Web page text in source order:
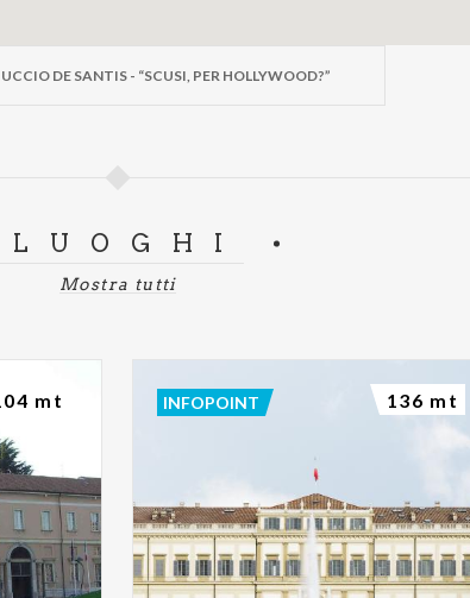
UCCIO DE SANTIS - “SCUSI, PER HOLLYWOOD?”
LUOGHI
Mostra tutti
mt INFOPOINT 136 mt